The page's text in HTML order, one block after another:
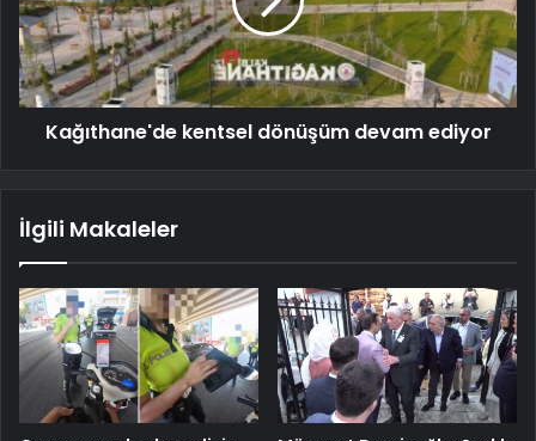
Kağıthane'de kentsel dönüşüm devam ediyor
İlgili Makaleler